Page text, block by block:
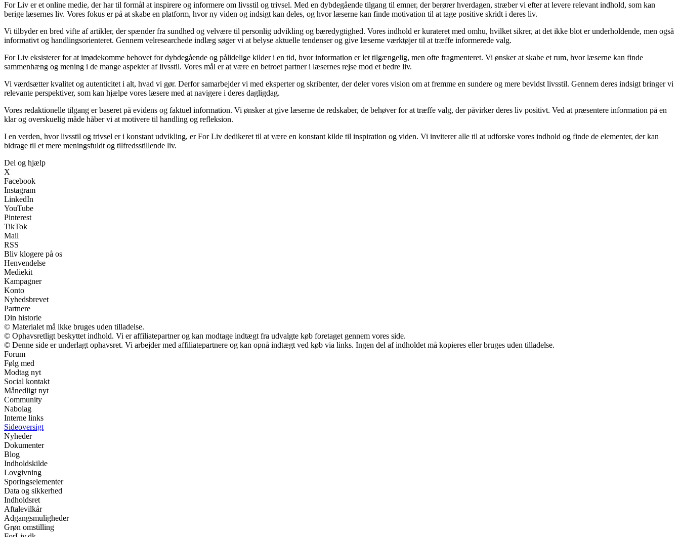
For Liv er et online medie, der har til formål at inspirere og informere om livsstil og trivsel. Med en dybdegående tilgang til emner, der berører hverdagen, stræber vi efter at levere relevant indhold, som kan
berige læsernes liv. Vores fokus er på at skabe en platform, hvor ny viden og indsigt kan deles, og hvor læserne kan finde motivation til at tage positive skridt i deres liv.
Vi tilbyder en bred vifte af artikler, der spænder fra sundhed og velvære til personlig udvikling og bæredygtighed. Vores indhold er kurateret med omhu, hvilket sikrer, at det ikke blot er underholdende, men også
informativt og handlingsorienteret. Gennem velresearchede indlæg søger vi at belyse aktuelle tendenser og give læserne værktøjer til at træffe informerede valg.
For Liv eksisterer for at imødekomme behovet for dybdegående og pålidelige kilder i en tid, hvor information er let tilgængelig, men ofte fragmenteret. Vi ønsker at skabe et rum, hvor læserne kan finde
sammenhæng og mening i de mange aspekter af livsstil. Vores mål er at være en betroet partner i læsernes rejse mod et bedre liv.
Vi værdsætter kvalitet og autenticitet i alt, hvad vi gør. Derfor samarbejder vi med eksperter og skribenter, der deler vores vision om at fremme en sundere og mere bevidst livsstil. Gennem deres indsigt bringer vi
relevante perspektiver, som kan hjælpe vores læsere med at navigere i deres dagligdag.
Vores redaktionelle tilgang er baseret på evidens og faktuel information. Vi ønsker at give læserne de redskaber, de behøver for at træffe valg, der påvirker deres liv positivt. Ved at præsentere information på en
klar og overskuelig måde håber vi at motivere til handling og refleksion.
I en verden, hvor livsstil og trivsel er i konstant udvikling, er For Liv dedikeret til at være en konstant kilde til inspiration og viden. Vi inviterer alle til at udforske vores indhold og finde de elementer, der kan
bidrage til et mere meningsfuldt og tilfredsstillende liv.
Del og hjælp
X
Facebook
Instagram
LinkedIn
YouTube
Pinterest
TikTok
Mail
RSS
Bliv klogere på os
Henvendelse
Mediekit
Kampagner
Konto
Nyhedsbrevet
Partnere
Din historie
© Materialet må ikke bruges uden tilladelse.
© Ophavsretligt beskyttet indhold. Vi er affiliatepartner og kan modtage indtægt fra udvalgte køb foretaget gennem vores side.
© Denne side er underlagt ophavsret. Vi arbejder med affiliatepartnere og kan opnå indtægt ved køb via links. Ingen del af indholdet må kopieres eller bruges uden tilladelse.
Forum
Følg med
Modtag nyt
Social kontakt
Månedligt nyt
Community
Nabolag
Interne links
Sideoversigt
Nyheder
Dokumenter
Blog
Indholdskilde
Lovgivning
Sporingselementer
Data og sikkerhed
Indholdsret
Aftalevilkår
Adgangsmuligheder
Grøn omstilling